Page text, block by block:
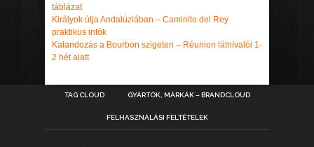
táblázat
Királyok útja Andalúziában – Caminito del Rey
praktikus infók
Kalandozás a Bourbon szigeten – Réunion látnivalói 1-
2 hét alatt
TAG CLOUD GYÁRTÓK, MÁRKÁK – BRANDCLOUD
FELHASZNÁLÁSI FELTÉTELEK